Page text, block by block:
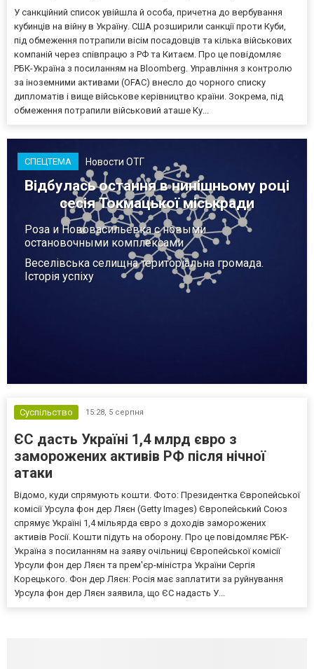
У санкційний список увійшла й особа, причетна до вербування
кубинців на війну в Україну. США розширили санкції проти Куби,
під обмеження потрапили вісім посадовців та кілька військових
компаній через співпрацю з РФ та Китаєм. Про це повідомляє
РБК-Україна з посиланням на Bloomberg. Управління з контролю
за іноземними активами (OFAC) внесло до чорного списку
дипломатів і вище військове керівництво країни. Зокрема, під
обмеження потрапили військовий аташе Ку...
СПЕЦТЕМА Новости ОТГ
Відбулась остання в нинішньому році
сесія Токмацької міськради
Роза и Нововасильевка с новыми
остановочными комплексами
Веселівська селищна територіальна громада.
Історія успіху
Суспільство 15:28, 5 серпня
ЄС дасть Україні 1,4 млрд євро з
заморожених активів РФ після нічної
атаки
Відомо, куди спрямують кошти. Фото: Президентка Європейської
комісії Урсула фон дер Ляєн (Getty Images) Європейський Союз
спрямує Україні 1,4 мільярда євро з доходів заморожених
активів Росії. Кошти підуть на оборону. Про це повідомляє РБК-
Україна з посиланням на заяву очільниці Європейської комісії
Урсули фон дер Ляєн та прем'єр-міністра України Сергія
Корецького. Фон дер Ляєн: Росія має заплатити за руйнування
Урсула фон дер Ляєн заявила, що ЄС надасть У...